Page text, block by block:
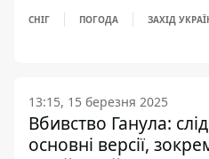
СНІГ ПОГОДА ЗАХІД
13:15, 15 березня 2025
Вбивство Ганула:
основні версії,